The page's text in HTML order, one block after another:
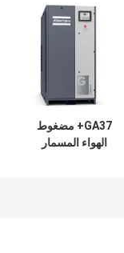
GA37+ مضغوط
الهواء المسمار